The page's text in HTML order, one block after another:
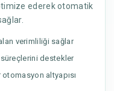
ederek otomatik
verimliliği sağlar
destekler
altyapısı